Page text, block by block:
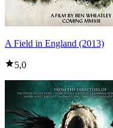
A Field in England (2013)
5,0